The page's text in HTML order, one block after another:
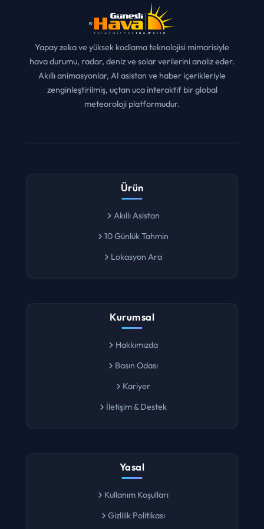
Yapay zeka ve yüksek kodlama teknolojisi mimarisiyle
hava durumu, radar, deniz ve solar verilerini analiz eder.
Akıllı animasyonlar, AI asistan ve haber içerikleriyle
zenginleştirilmiş, uçtan uca interaktif bir global
Ürün
Kurumsal
Yasal